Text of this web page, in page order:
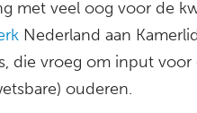
met veel oog voor de
Nederland aan
die vroeg om input
ouderen.